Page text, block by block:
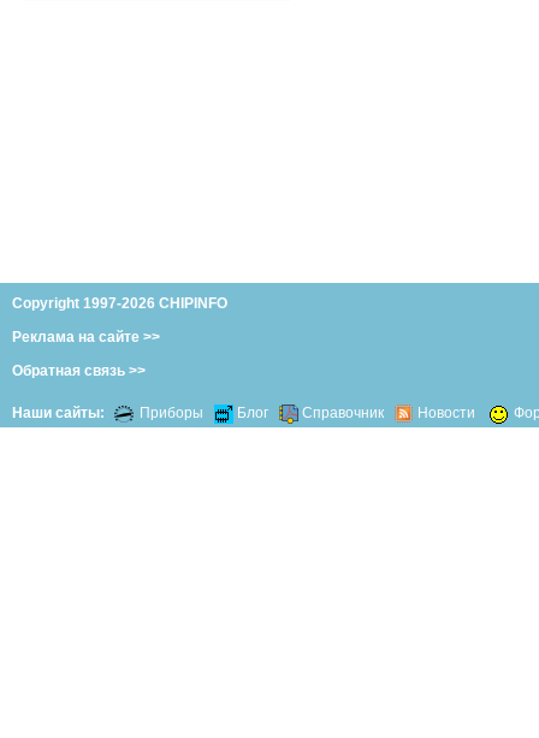
Copyright 1997-2026 CHIPINFO
Реклама на сайте >>
Обратная связь >>
Наши сайты: Приборы Блог Справочник Новости